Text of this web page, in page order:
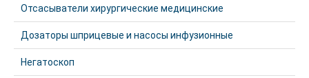
Отсасыватели хирургические медицинские
Дозаторы шприцевые и насосы инфузионные
Негатоскоп